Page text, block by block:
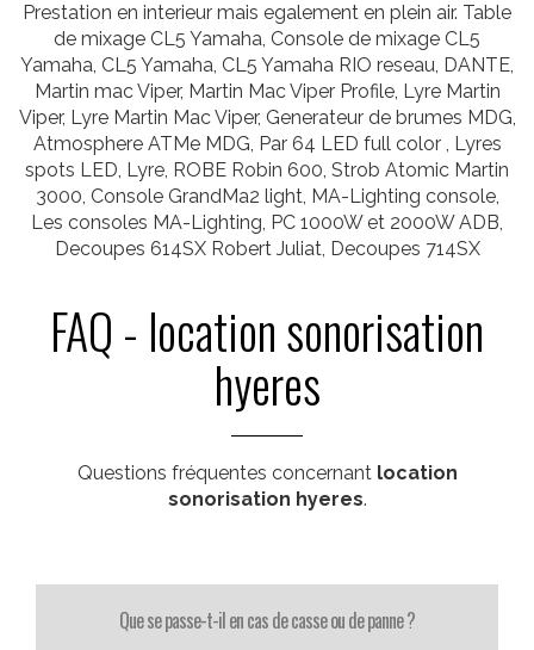
Prestation en interieur mais egalement en plein air. Table
de mixage CL5 Yamaha, Console de mixage CL5
Yamaha, CL5 Yamaha, CL5 Yamaha RIO reseau, DANTE,
Martin mac Viper, Martin Mac Viper Profile, Lyre Martin
Viper, Lyre Martin Mac Viper, Generateur de brumes MDG,
Atmosphere ATMe MDG, Par 64 LED full color , Lyres
spots LED, Lyre, ROBE Robin 600, Strob Atomic Martin
3000, Console GrandMa2 light, MA-Lighting console,
Les consoles MA-Lighting, PC 1000W et 2000W ADB,
Decoupes 614SX Robert Juliat, Decoupes 714SX
FAQ - location sonorisation
hyeres
Questions fréquentes concernant location
sonorisation hyeres.
Que se passe-t-il en cas de casse ou de panne ?